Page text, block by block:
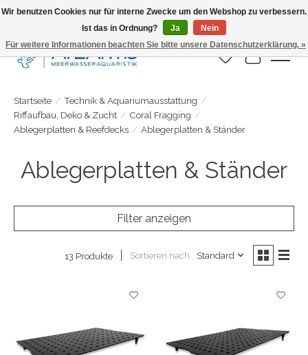
Täglicher Versand. Bestelle bis 15.00 Uhr
Wunschzettel
Ihr
Startseite / Technik & Aquariumausstattung /
Riffaufbau, Deko & Zucht / Coral Fragging /
Ablegerplatten & Reefdecks / Ablegerplatten & Ständer
Ablegerplatten & Ständer
Filter anzeigen
13 Produkte Sortieren nach Standard
Wir benutzen Cookies nur für interne Zwecke um den Webshop zu verbessern.
Ist das in Ordnung?
Ja
Nein
Für weitere Informationen beachten Sie bitte unsere Datenschutzerklärung. »